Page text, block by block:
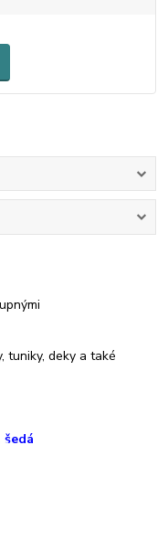
tuniky, deky a také
šedá